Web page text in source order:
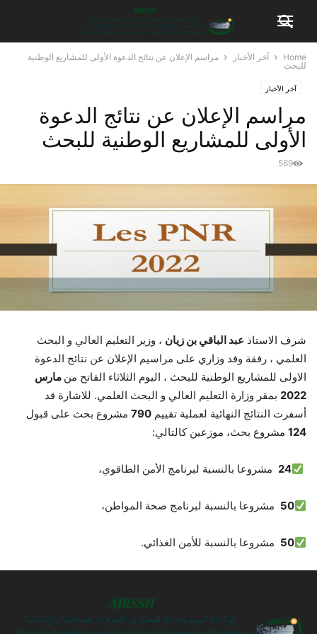
Home آخر الأخبار
مراسم الإعلان عن نتائج الدعوة الأولى للمشاريع الوطنية
للبحث
آخر الأخبار
مراسم الإعلان عن نتائج الدعوة
الأولى للمشاريع الوطنية للبحث
569
شرف الاستاذ عبد الباقي بن زيان ، وزير التعليم العالي و البحث
العلمي ، رفقة وفد وزاري على مراسيم الإعلان عن نتائج الدعوة
الاولى للمشاريع الوطنية للبحث ، اليوم الثلاثاء الفاتح من مارس
2022 بمقر وزارة التعليم العالي و البحث العلمي. للاشارة قد
أسفرت النتائج النهائية لعملية تقييم 790 مشروع بحث على قبول
124 مشروع بحث، موزعين كالتالي:
24 مشروعا بالنسبة لبرنامج الأمن الطاقوي،
50 مشروعا بالنسبة لبرنامج صحة المواطن،
50 مشروعا بالنسبة للأمن الغذائي.